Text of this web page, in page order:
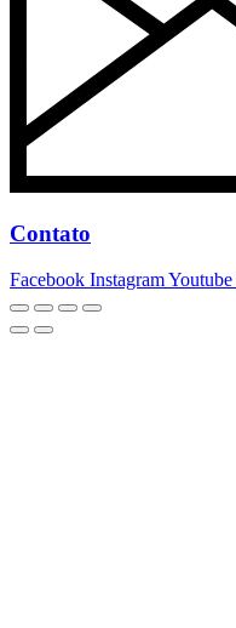
Contato
Facebook InstagramYoutube